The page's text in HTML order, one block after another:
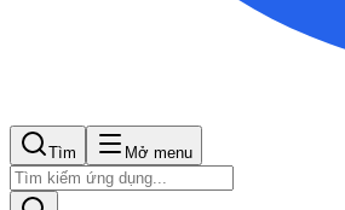
Tìm Mở menu